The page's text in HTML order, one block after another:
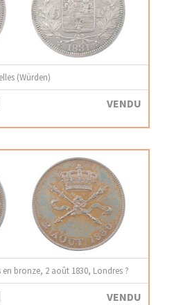
(Würden)
VENDU
bronze, 2 août 1830, Londres ?
VENDU